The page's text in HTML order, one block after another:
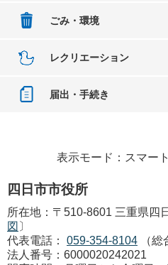
ごみ・環境
レクリエーション
届出・手続き
表示モード：スマー
四日市市役所
所在地：〒510-8601 三重県四
図 〕
代表電話：
059-354-8104
（総
法人番号：6000020242021